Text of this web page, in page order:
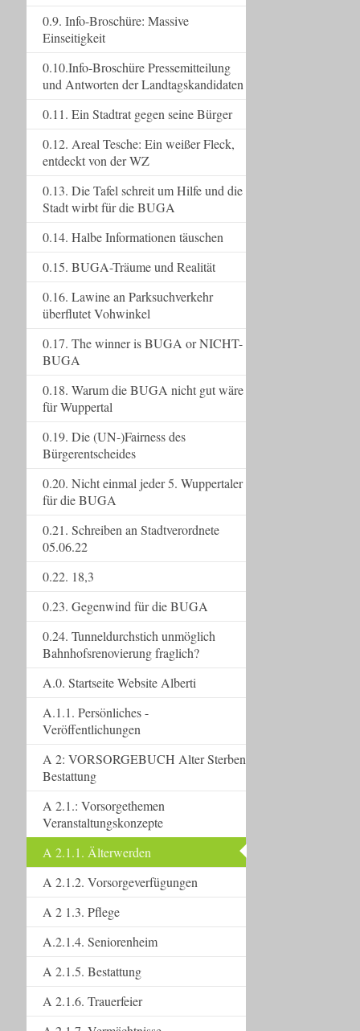
0.9. Info-Broschüre: Massive
Einseitigkeit
0.10.Info-Broschüre Pressemitteilung
und Antworten der Landtagskandidaten
0.11. Ein Stadtrat gegen seine Bürger
0.12. Areal Tesche: Ein weißer Fleck,
entdeckt von der WZ
0.13. Die Tafel schreit um Hilfe und die
Stadt wirbt für die BUGA
0.14. Halbe Informationen täuschen
0.15. BUGA-Träume und Realität
0.16. Lawine an Parksuchverkehr
überflutet Vohwinkel
0.17. The winner is BUGA or NICHT-
BUGA
0.18. Warum die BUGA nicht gut wäre
für Wuppertal
0.19. Die (UN-)Fairness des
Bürgerentscheides
0.20. Nicht einmal jeder 5. Wuppertaler
für die BUGA
0.21. Schreiben an Stadtverordnete
05.06.22
0.22. 18,3
0.23. Gegenwind für die BUGA
0.24. Tunneldurchstich unmöglich
Bahnhofsrenovierung fraglich?
A.0. Startseite Website Alberti
A.1.1. Persönliches -
Veröffentlichungen
A 2: VORSORGEBUCH Alter Sterben
Bestattung
A 2.1.: Vorsorgethemen
Veranstaltungskonzepte
A 2.1.1. Älterwerden
A 2.1.2. Vorsorgeverfügungen
A 2 1.3. Pflege
A.2.1.4. Seniorenheim
A 2.1.5. Bestattung
A 2.1.6. Trauerfeier